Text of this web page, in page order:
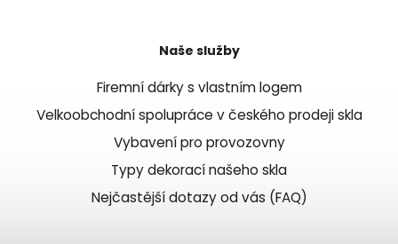
Naše služby
Firemní dárky s vlastním logem
Velkoobchodní spolupráce v českého prodeji skla
Vybavení pro provozovny
Typy dekorací našeho skla
Nejčastější dotazy od vás (FAQ)